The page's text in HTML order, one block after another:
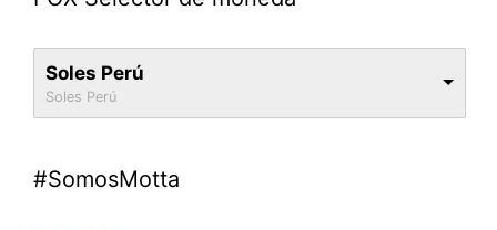
Soles Perú
Soles Perú
#SomosMotta